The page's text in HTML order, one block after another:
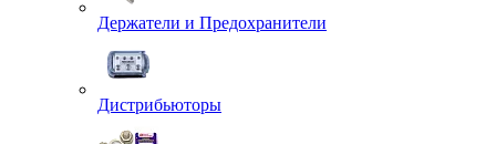
Держатели и Предохранители
Дистрибьюторы